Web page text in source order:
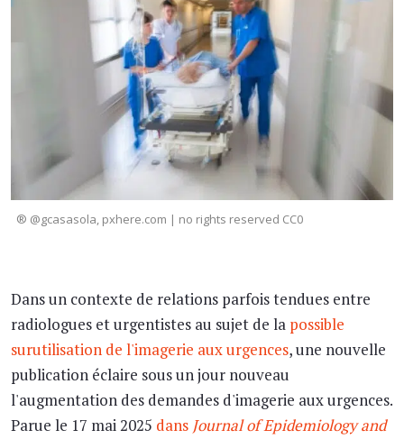
® @gcasasola, pxhere.com | no rights reserved CC0
Dans un contexte de relations parfois tendues entre
radiologues et urgentistes au sujet de la possible
surutilisation de l'imagerie aux urgences, une nouvelle
publication éclaire sous un jour nouveau
l'augmentation des demandes d'imagerie aux urgences.
Parue le 17 mai 2025 dans Journal of Epidemiology and